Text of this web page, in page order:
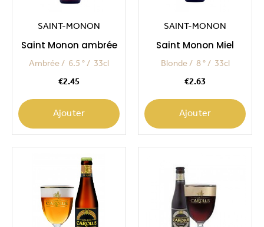
SAINT-MONON
Saint Monon ambrée
Ambrée 6.5 ° 33cl
€2.45
Ajouter
SAINT-MONON
Saint Monon Miel
Blonde 8 ° 33cl
€2.63
Ajouter